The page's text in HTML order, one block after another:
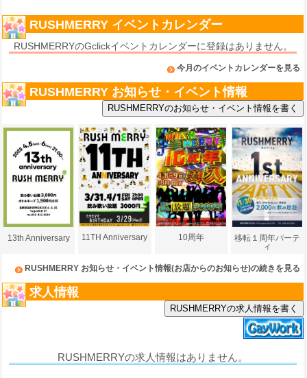
RUSHMERRY イベントカレンダー
RUSHMERRYのGclickイベントカレンダーに登録はありません。
今月のイベントカレンダーを見る
RUSHMERRY お知らせ・イベント情報
13th Anniversary 11TH Anniversary 10周年
移転１周年パーテ
ィ
RUSHMERRY お知らせ・イベント情報(お店からのお知らせ)の続きを見る
求人情報
RUSHMERRYの求人情報を書く
RUSHMERRYの求人情報はありません。